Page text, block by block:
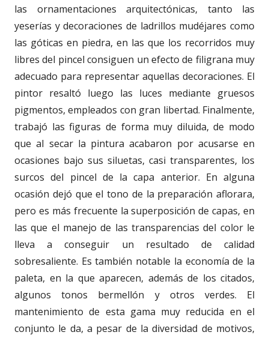
las ornamentaciones arquitectónicas, tanto las
yeserías y decoraciones de ladrillos mudéjares como
las góticas en piedra, en las que los recorridos muy
libres del pincel consiguen un efecto de filigrana muy
adecuado para representar aquellas decoraciones. El
pintor resaltó luego las luces mediante gruesos
pigmentos, empleados con gran libertad. Finalmente,
trabajó las figuras de forma muy diluida, de modo
que al secar la pintura acabaron por acusarse en
ocasiones bajo sus siluetas, casi transparentes, los
surcos del pincel de la capa anterior. En alguna
ocasión dejó que el tono de la preparación aflorara,
pero es más frecuente la superposición de capas, en
las que el manejo de las transparencias del color le
lleva a conseguir un resultado de calidad
sobresaliente. Es también notable la economía de la
paleta, en la que aparecen, además de los citados,
algunos tonos bermellón y otros verdes. El
mantenimiento de esta gama muy reducida en el
conjunto le da, a pesar de la diversidad de motivos,